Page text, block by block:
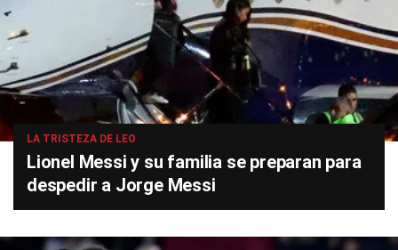
LA TRISTEZA DE LEO
Lionel Messi y su familia se preparan para
despedir a Jorge Messi